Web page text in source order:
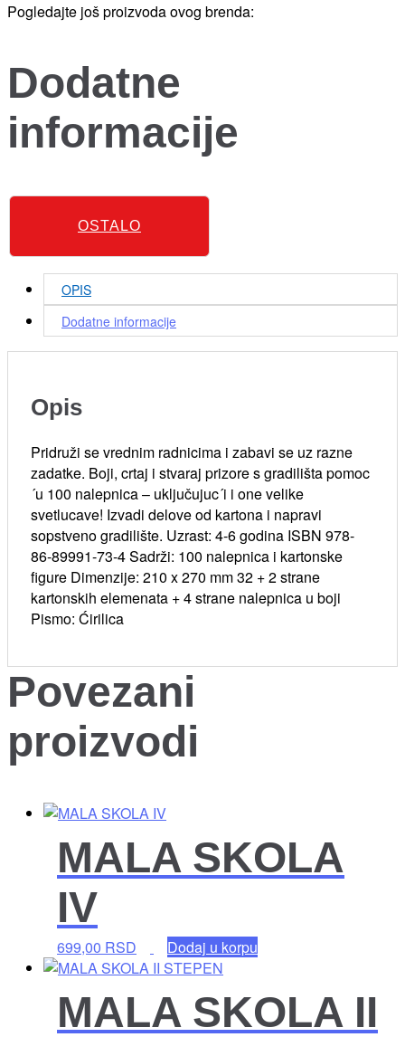
Pogledajte još proizvoda ovog brenda:
Dodatne
informacije
OSTALO
OPIS
Dodatne informacije
Opis
Pridruži se vrednim radnicima i zabavi se uz razne
zadatke. Boji, crtaj i stvaraj prizore s gradilišta pomoc
´u 100 nalepnica – uključujuc´i i one velike
svetlucave! Izvadi delove od kartona i napravi
sopstveno gradilište. Uzrast: 4-6 godina ISBN 978-
86-89991-73-4 Sadrži: 100 nalepnica i kartonske
figure Dimenzije: 210 x 270 mm 32 + 2 strane
kartonskih elemenata + 4 strane nalepnica u boji
Pismo: Ćirilica
Povezani
proizvodi
MALA SKOLA
IV
699,00 RSD Dodaj u korpu
MALA SKOLA II